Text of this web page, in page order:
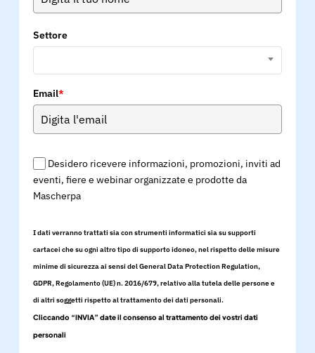
Settore
Email*
Desidero ricevere informazioni, promozioni, inviti ad
eventi, fiere e webinar organizzate e prodotte da
Mascherpa
I dati verranno trattati sia con strumenti informatici sia su supporti
cartacei che su ogni altro tipo di supporto idoneo, nel rispetto delle misure
minime di sicurezza ai sensi del General Data Protection Regulation,
GDPR, Regolamento (UE) n. 2016/679, relativo alla tutela delle persone e
di altri soggetti rispetto al trattamento dei dati personali.
Cliccando “INVIA” date il consenso al trattamento dei vostri dati
personali